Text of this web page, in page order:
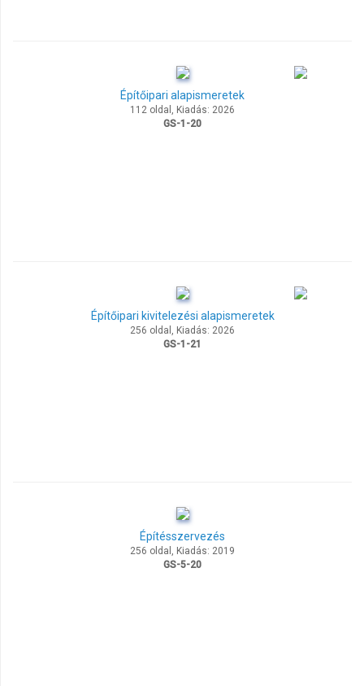
Építőipari alapismeretek
112 oldal, Kiadás: 2026
GS-1-20
Építőipari kivitelezési alapismeretek
256 oldal, Kiadás: 2026
GS-1-21
Építésszervezés
256 oldal, Kiadás: 2019
GS-5-20